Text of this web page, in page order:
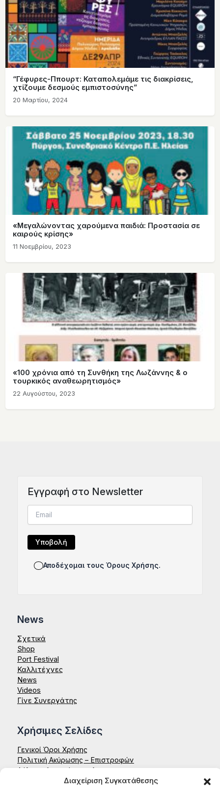
Διαχείριση Συγκατάθεσης
“Γέφυρες-Ππουρτ: Καταπολεμάμε τις διακρίσεις,
χτίζουμε δεσμούς εμπιστοσύνης”
20 Μαρτίου, 2024
«Μεγαλώνοντας χαρούμενα παιδιά: Προστασία σε
καιρούς κρίσης»
11 Νοεμβρίου, 2023
«100 χρόνια από τη Συνθήκη της Λωζάννης & ο
τουρκικός αναθεωρητισμός»
22 Αυγούστου, 2023
Eγγραφή στο Newsletter
Αποδέχομαι τους Όρους Χρήσης.
News
Σχετικά
Shop
Port Festival
Καλλιτέχνες
News
Videos
Γίνε Συνεργάτης
Χρήσιμες Σελίδες
Γενικοί Όροι Χρήσης
Πολιτική Ακύρωσης – Επιστροφών
Δήλωση Απορρήτου – Aenaon